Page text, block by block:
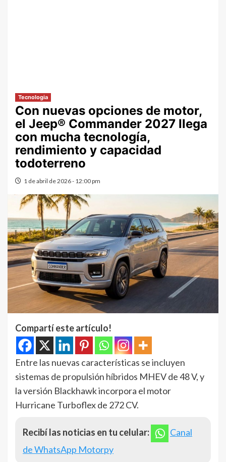
Tecnologia
Con nuevas opciones de motor,
el Jeep® Commander 2027 llega
con mucha tecnología,
rendimiento y capacidad
todoterreno
1 de abril de 2026 - 12:00 pm
Compartí este artículo!
Entre las nuevas características se incluyen
sistemas de propulsión híbridos MHEV de 48 V, y
la versión Blackhawk incorpora el motor
Hurricane Turboflex de 272 CV.
Recibí las noticias en tu celular:
Canal
de WhatsApp Motorpy